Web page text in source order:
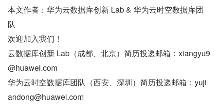
本文作者：华为云数据库创新 Lab & 华为云时空数据库团
队
欢迎加入我们！
云数据库创新 Lab（成都、北京）简历投递邮箱：xiangyu9
@huawei.com
华为云时空数据库团队（西安、深圳）简历投递邮箱：yuji
andong@huawei.com